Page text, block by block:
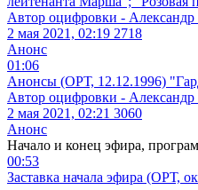
Автор оцифровки -
2 мая 2021, 02:19 2718
Анонс
01:06
Анонсы (ОРТ, 12.12.1996)
Автор оцифровки -
2 мая 2021, 02:21 3060
Анонс
Начало и конец эфира,
00:53
Заставка начала эфира (ОРТ,